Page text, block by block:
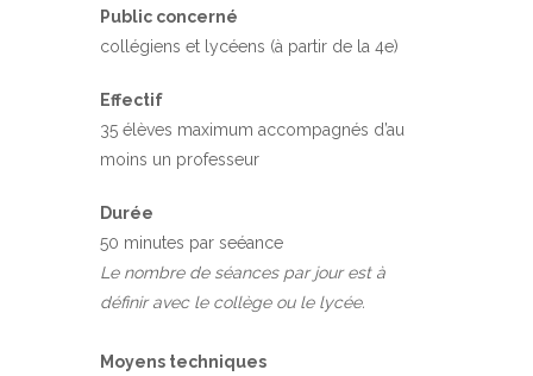
Public concerné
collégiens et lycéens (à partir de la 4e)
Effectif
35 élèves maximum accompagnés d’au
moins un professeur
Durée
50 minutes par seéance
Le nombre de séances par jour est à
définir avec le collège ou le lycée.
Moyens techniques